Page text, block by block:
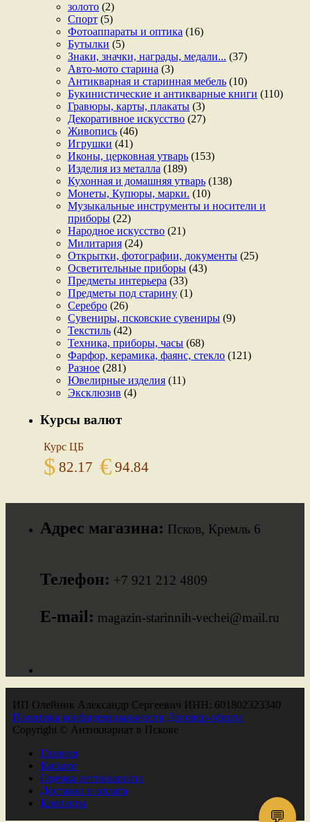
золото (2)
Спорт (5)
Фотоаппараты и оптика (16)
Бутылки (5)
Знаки, значки, награды, медали... (37)
Авто-мото старина (3)
Антикварная и старинная мебель (10)
Букинистические и антикварные книги (110)
Гравюры, карты, плакаты (3)
Декоративное искусство (27)
Живопись (46)
Игрушки (41)
Иконы, церковная утварь (153)
Изделия из металла (189)
Кухонная и домашняя утварь (138)
Монеты, Купюры, марки. (10)
Музыкальные инструменты и носители и
приборы (22)
Народное искусство (21)
Милитария (24)
Открытки, фотографии, документы (25)
Осветительные приборы (43)
Предметы интерьера (33)
Предметы под старину (1)
Серебро (26)
Сувениры, псковские сувениры (9)
Текстиль (42)
Техника, приборы, часы (68)
Фарфор, керамика, фаянс, стекло (121)
Разное (281)
Ювелирные изделия (11)
Эксклюзив (4)
Курсы валют
Курс ЦБ
$ 82.17 € 94.84
Адрес магазина: Псков, Кремль 6
Телефон: +7 921 212 4809
E-mail: magazin-starinnih-vechei@mail.ru
💬
ИП Олейник Александр Сергеевич ИНН: 601802323340
Политика конфиденциальности Договор-оферта
Copyright © Антиквариат в Пскове
Главная
Каталог
Оценка антиквариата
Доставка и оплата
Контакты